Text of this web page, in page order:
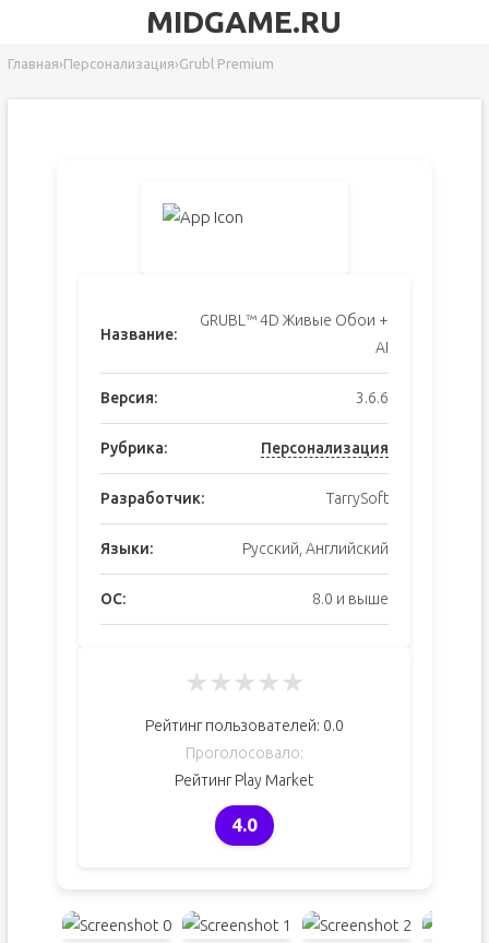
MIDGAME.RU
Главная›Персонализация›Grubl Premium
Название:
GRUBL™ 4D Живые Обои +
AI
Версия: 3.6.6
Рубрика: Персонализация
Разработчик: TarrySoft
Языки: Русский, Английский
ОС: 8.0 и выше
★★★★★
Рейтинг пользователей: 0.0
Проголосовало:
Рейтинг Play Market
4.0